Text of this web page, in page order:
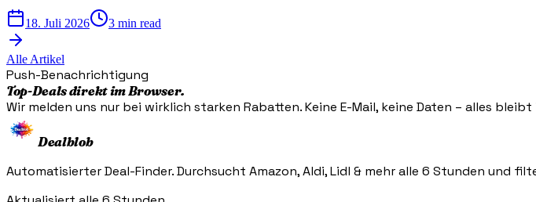
18. Juli 2026 3 min read
Alle Artikel
Push-Benachrichtigung
Top-Deals direkt im Browser.
Wir melden uns nur bei wirklich starken Rabatten. Keine E-Mail, keine Daten – alles bleibt
Dealblob
Automatisierter Deal-Finder. Durchsucht Amazon, Aldi, Lidl & mehr alle 6 Stunden und